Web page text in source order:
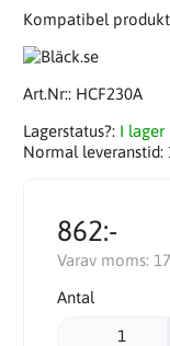
Kompatibel
Art.Nr:: HCF230A
Lagerstatus?: I lager
Normal leveranstid:
862:-
Varav moms:
Antal